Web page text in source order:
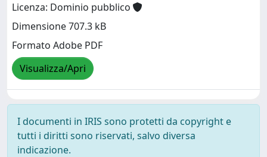
Licenza: Dominio pubblico
Dimensione 707.3 kB
Formato Adobe PDF
Visualizza/Apri
I documenti in IRIS sono protetti da copyright e
tutti i diritti sono riservati, salvo diversa
indicazione.